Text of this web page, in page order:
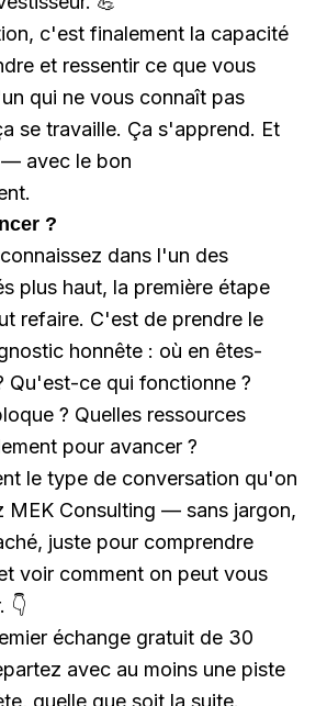
c'est finalement la capacité
et ressentir ce que vous
qui ne vous connaît pas
se travaille. Ça s'apprend. Et
avec le bon
?
dans l'un des
plus haut, la première étape
refaire. C'est de prendre le
honnête : où en êtes-
Qu'est-ce qui fonctionne ?
? Quelles ressources
pour avancer ?
le type de conversation qu'on
MEK Consulting — sans jargon,
juste pour comprendre
voir comment on peut vous
👇
échange gratuit de 30
avec au moins une piste